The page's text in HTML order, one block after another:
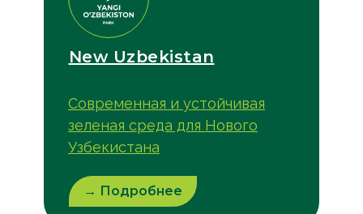
New Uzbekistan
Современная и устойчивая
зеленая среда для Нового
Узбекистана
→ Подробнее